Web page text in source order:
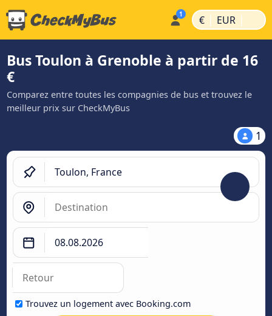
€ | EUR |
Bus Toulon à Grenoble à partir de 16
€
Comparez entre toutes les compagnies de bus et trouvez le
meilleur prix sur CheckMyBus
1
Trouvez un logement avec Booking.com